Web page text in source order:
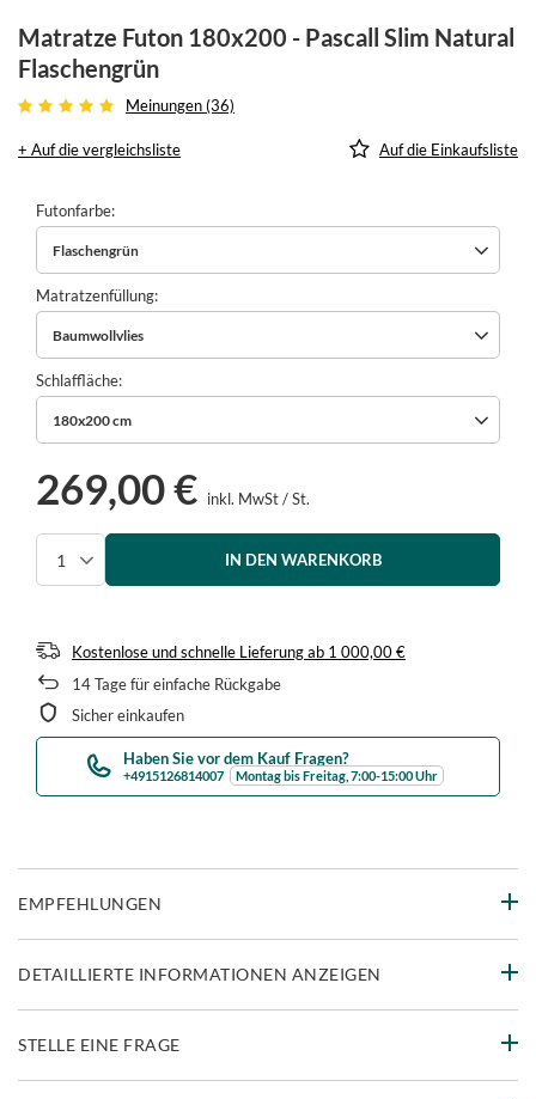
Matratze Futon 180x200 - Pascall Slim Natural
Flaschengrün
Meinungen (36)
+ Auf die vergleichsliste Auf die Einkaufsliste
Futonfarbe
Flaschengrün
Matratzenfüllung
Baumwollvlies
Schlaffläche
180x200 cm
269,00 € inkl. MwSt/St.
IN DEN WARENKORB
Kostenlose und schnelle Lieferungab 1 000,00 €
14Tage für einfache Rückgabe
Sicher einkaufen
Haben Sie vor dem Kauf Fragen?
+4915126814007 Montag bis Freitag, 7:00-15:00 Uhr
EMPFEHLUNGEN
DETAILLIERTE INFORMATIONEN ANZEIGEN
STELLE EINE FRAGE